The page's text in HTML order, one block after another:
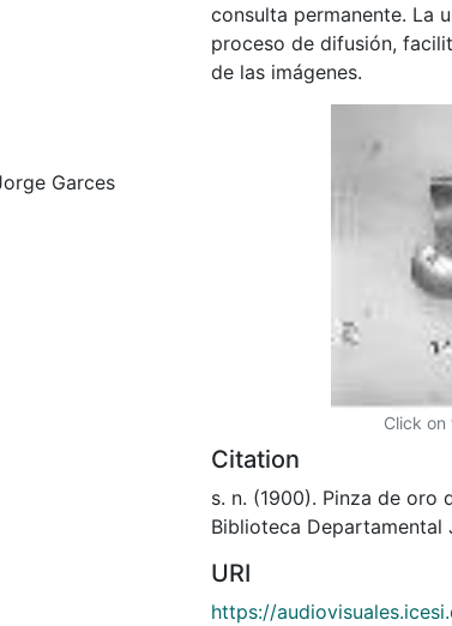
Garces
consulta permanente. La
proceso de difusión,
de las imágenes.
Click on
Citation
s. n. (1900). Pinza de oro
Biblioteca Departamental
URI
https://